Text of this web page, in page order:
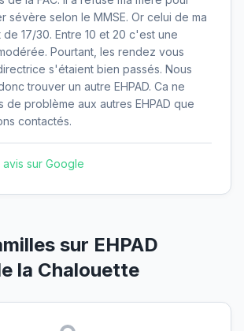
sévère selon le MMSE. Or celui de ma
de 17/30. Entre 10 et 20 c'est une
Pourtant, les rendez vous
s'étaient bien passés. Nous
trouver un autre EHPAD. Ca ne
de problème aux autres EHPAD que
contactés.
sur Google
sur EHPAD
la Chalouette